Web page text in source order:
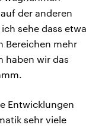
der anderen
sehe dass etwa
Bereichen mehr
haben wir das
Entwicklungen
sehr viele